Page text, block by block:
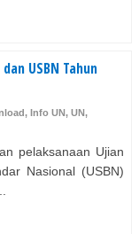
USBN Tahun
, Info UN, UN,
pelaksanaan Ujian
Nasional (USBN)